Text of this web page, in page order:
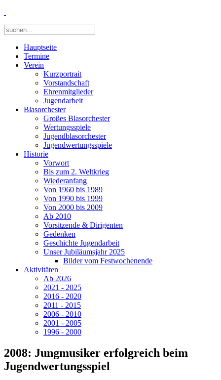
Hauptseite
Termine
Verein
Kurzportrait
Vorstandschaft
Ehrenmitglieder
Jugendarbeit
Blasorchester
Großes Blasorchester
Wertungsspiele
Jugendblasorchester
Jugendwertungsspiele
Historie
Vorwort
Bis zum 2. Weltkrieg
Wiederanfang
Von 1960 bis 1989
Von 1990 bis 1999
Von 2000 bis 2009
Ab 2010
Vorsitzende & Dirigenten
Gedenken
Geschichte Jugendarbeit
Unser Jubiläumsjahr 2025
Bilder vom Festwochenende
Aktivitäten
Ab 2026
2021 - 2025
2016 - 2020
2011 - 2015
2006 - 2010
2001 - 2005
1996 - 2000
2008: Jungmusiker erfolgreich beim
Jugendwertungsspiel